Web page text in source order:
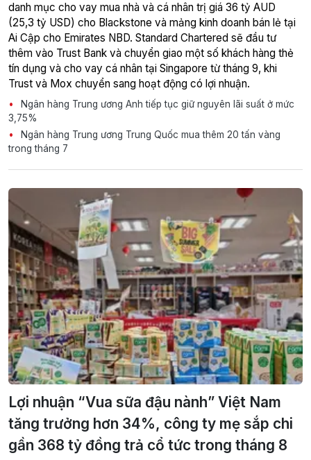
danh mục cho vay mua nhà và cá nhân trị giá 36 tỷ AUD
(25,3 tỷ USD) cho Blackstone và mảng kinh doanh bán lẻ tại
Ai Cập cho Emirates NBD. Standard Chartered sẽ đầu tư
thêm vào Trust Bank và chuyển giao một số khách hàng thẻ
tín dụng và cho vay cá nhân tại Singapore từ tháng 9, khi
Trust và Mox chuyển sang hoạt động có lợi nhuận.
Ngân hàng Trung ương Anh tiếp tục giữ nguyên lãi suất ở mức
3,75%
Ngân hàng Trung ương Trung Quốc mua thêm 20 tấn vàng
trong tháng 7
Lợi nhuận “Vua sữa đậu nành” Việt Nam
tăng trưởng hơn 34%, công ty mẹ sắp chi
gần 368 tỷ đồng trả cổ tức trong tháng 8